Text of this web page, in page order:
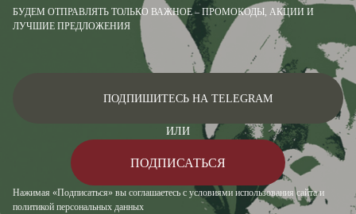
БУДЕМ ОТПРАВЛЯТЬ ТОЛЬКО ВАЖНОЕ – ПРОМОКОДЫ, АКЦИИ И
ЛУЧШИЕ ПРЕДЛОЖЕНИЯ
Нажимая «Подписаться» вы соглашаетесь с условиями использования сайта и
политикой персональных данных
ПОДПИШИТЕСЬ НА TELEGRAM
ИЛИ
ПОДПИСАТЬСЯ